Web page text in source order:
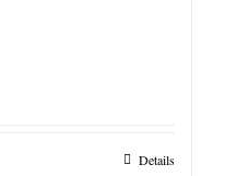
Details